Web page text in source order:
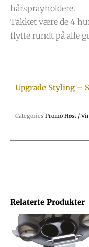
hårsprayholdere.
Takket være de 4
flytte rundt på alle
Relaterte Produkter
Upgrade Styling –
Categories Promo Høst /